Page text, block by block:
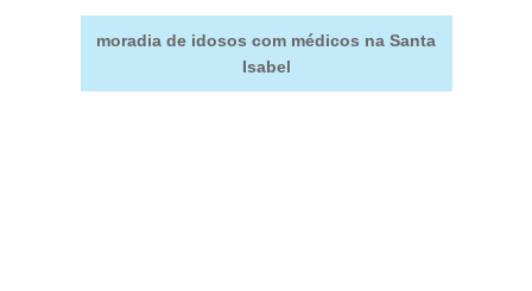
moradia de idosos com médicos na Santa
Isabel